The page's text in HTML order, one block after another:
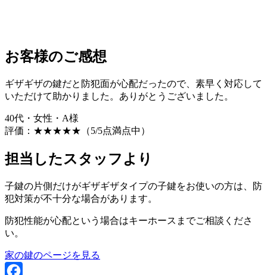
お客様のご感想
ギザギザの鍵だと防犯面が心配だったので、素早く対応して
いただけて助かりました。ありがとうございました。
40代・女性・A様
評価： ★★★★★ （5/5点満点中）
担当したスタッフより
子鍵の片側だけがギザギザタイプの子鍵をお使いの方は、防
犯対策が不十分な場合があります。
防犯性能が心配という場合はキーホースまでご相談くださ
い。
家の鍵のページを見る